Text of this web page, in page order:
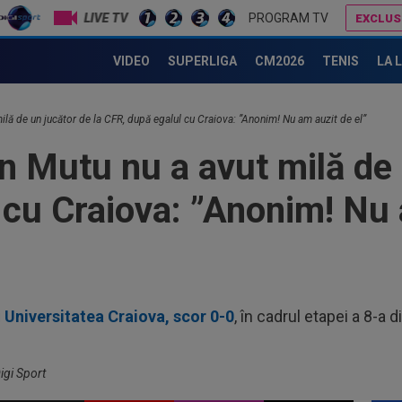
LIVE TV PROGRAM TV
VIDEO SUPERLIGA CM2026 TENIS LA
de un jucător de la CFR, după egalul cu Craiova: ”Anonim! Nu am auzit de el”
Mutu nu a avut milă
Craiova: ”Anonim!
Craiova, scor 0-0, în cadrul etapei a 8-a
Sport